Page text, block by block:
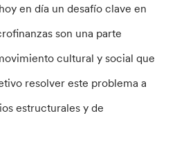
en día un desafío clave en
son una parte
cultural y social que
resolver este problema a
estructurales y de